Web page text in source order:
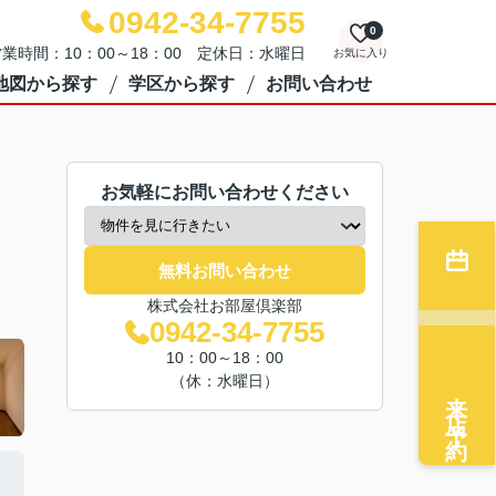
0942-34-7755
時間：10：00～18：00 定休日：水曜日 お気に入り
0
図から探す 学区から探す お問い合わせ
お気軽にお問い合わせください
無料お問い合わせ
株式会社お部屋倶楽部
0942-34-7755
10：00～18：00
（休：水曜日）
来店予約